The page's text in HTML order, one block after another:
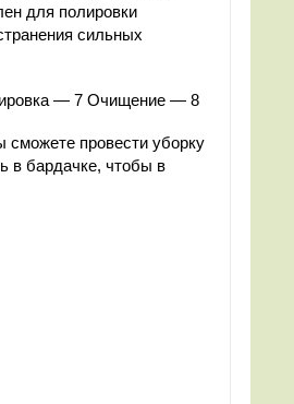
для полировки
сильных
— 7 Очищение — 8
провести уборку
в бардачке, чтобы в